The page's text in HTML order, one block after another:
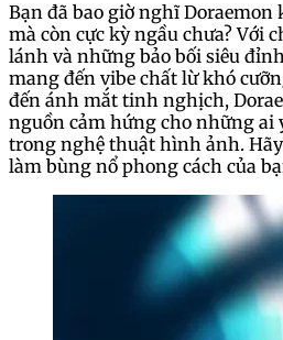
Bạn đã bao giờ nghĩ
mà còn cực kỳ ngầu chưa? Với
lánh và những bảo bối siêu
mang đến vibe chất lừ khó
đến ánh mắt tinh nghịch,
nguồn cảm hứng cho những ai
trong nghệ thuật hình ảnh.
làm bùng nổ phong cách của